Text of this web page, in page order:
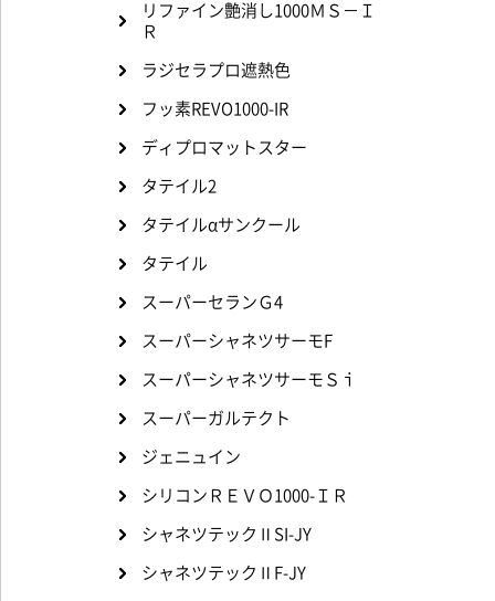
リファイン艶消し1000ＭＳ－Ｉ
Ｒ
ラジセラプロ遮熱色
フッ素REVO1000-IR
ディプロマットスター
タテイル2
タテイルαサンクール
タテイル
スーパーセランＧ4
スーパーシャネツサーモF
スーパーシャネツサーモＳｉ
スーパーガルテクト
ジェニュイン
シリコンＲＥＶＯ1000-ＩＲ
シャネツテックⅡSI-JY
シャネツテックⅡF-JY